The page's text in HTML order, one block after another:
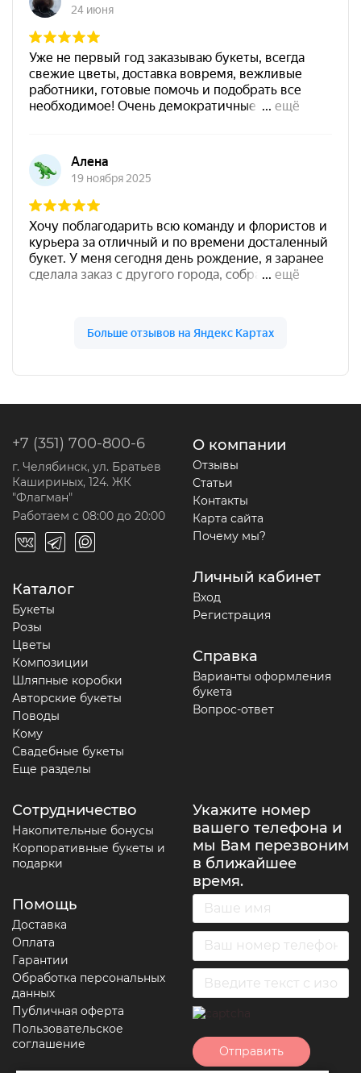
+7 (351) 700-800-6
г. Челябинск, ул. Братьев
Кашириных, 124. ЖК
"Флагман"
Работаем с 08:00 до 20:00
Каталог
Букеты
Розы
Цветы
Композиции
Шляпные коробки
Авторские букеты
Поводы
Кому
Свадебные букеты
Еще разделы
О компании
Отзывы
Статьи
Контакты
Карта сайта
Почему мы?
Личный кабинет
Вход
Регистрация
Справка
Варианты оформления
букета
Вопрос-ответ
Сотрудничество
Накопительные бонусы
Корпоративные букеты и
подарки
Помощь
Доставка
Оплата
Гарантии
Обработка персональных
данных
Публичная оферта
Пользовательское
соглашение
Укажите номер
вашего телефона и
мы Вам перезвоним
в ближайшее
время.
Отправить